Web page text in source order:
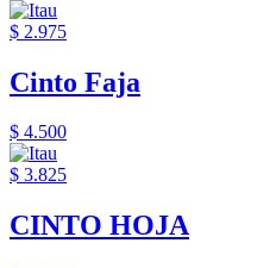
$ 2.975
Cinto Faja
$ 4.500
$ 3.825
CINTO HOJA